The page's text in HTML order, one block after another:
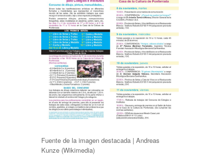
Fuente de la imagen destacada | Andreas
Kunze (Wikimedia)